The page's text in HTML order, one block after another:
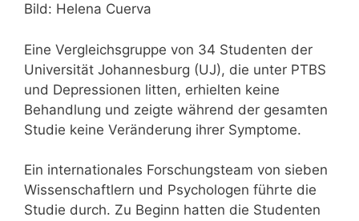
Bild: Helena Cuerva
Eine Vergleichsgruppe von 34 Studenten der
Universität Johannesburg (UJ), die unter PTBS
und Depressionen litten, erhielten keine
Behandlung und zeigte während der gesamten
Studie keine Veränderung ihrer Symptome.
Ein internationales Forschungsteam von sieben
Wissenschaftlern und Psychologen führte die
Studie durch. Zu Beginn hatten die Studenten